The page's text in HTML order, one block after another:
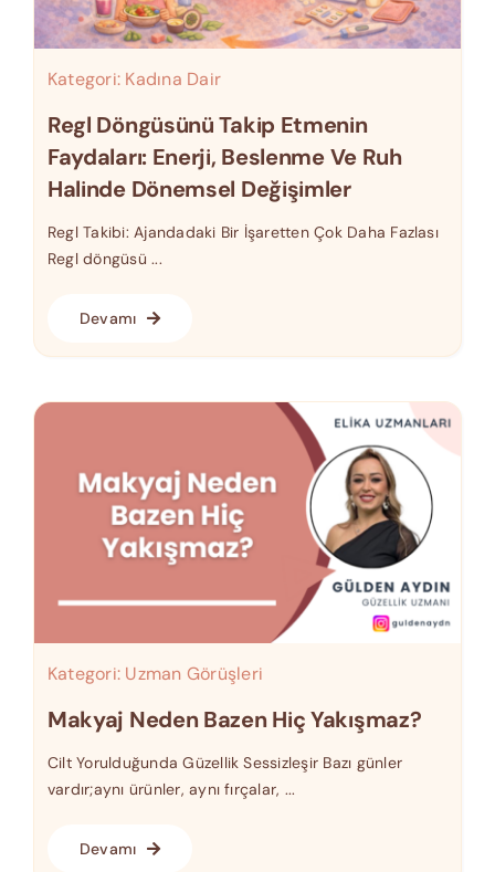
Kategori: Kadına Dair
Regl Döngüsünü Takip Etmenin
Faydaları: Enerji, Beslenme Ve Ruh
Halinde Dönemsel Değişimler
Regl Takibi: Ajandadaki Bir İşaretten Çok Daha Fazlası
Regl döngüsü ...
Devamı
Kategori: Uzman Görüşleri
Makyaj Neden Bazen Hiç Yakışmaz?
Cilt Yorulduğunda Güzellik Sessizleşir Bazı günler
vardır;aynı ürünler, aynı fırçalar, ...
Devamı